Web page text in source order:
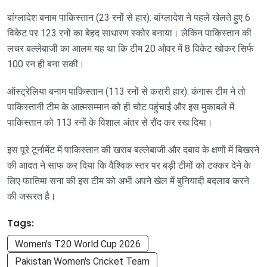
बांग्लादेश बनाम पाकिस्तान (23 रनों से हार): बांग्लादेश ने पहले खेलते हुए 6
विकेट पर 123 रनों का बेहद साधारण स्कोर बनाया। लेकिन पाकिस्तान की
लचर बल्लेबाजी का आलम यह था कि टीम 20 ओवर में 8 विकेट खोकर सिर्फ
100 रन ही बना सकी।
ऑस्ट्रेलिया बनाम पाकिस्तान (113 रनों से करारी हार): कंगारू टीम ने तो
पाकिस्तानी टीम के आत्मसम्मान को ही चोट पहुंचाई और इस मुकाबले में
पाकिस्तान को 113 रनों के विशाल अंतर से रौंद कर रख दिया।
इस पूरे टूर्नामेंट में पाकिस्तान की खराब बल्लेबाजी और दबाव के क्षणों में बिखरने
की आदत ने साफ कर दिया कि वैश्विक स्तर पर बड़ी टीमों को टक्कर देने के
लिए फातिमा सना की इस टीम को अभी अपने खेल में बुनियादी बदलाव करने
की जरूरत है।
Tags:
Women's T20 World Cup 2026
Pakistan Women's Cricket Team